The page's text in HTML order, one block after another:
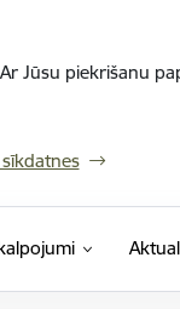
Jūsu piekrišanu